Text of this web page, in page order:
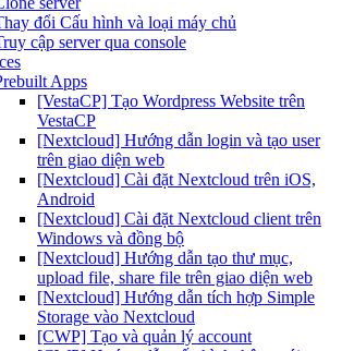
đổi Cấu hình và loại máy chủ
cập server qua console
Apps
[VestaCP] Tạo Wordpress Website trên
VestaCP
[Nextcloud] Hướng dẫn login và tạo user
trên giao diện web
[Nextcloud] Cài đặt Nextcloud trên iOS,
Android
[Nextcloud] Cài đặt Nextcloud client trên
Windows và đồng bộ
[Nextcloud] Hướng dẫn tạo thư mục,
upload file, share file trên giao diện web
[Nextcloud] Hướng dẫn tích hợp Simple
Storage vào Nextcloud
[CWP] Tạo và quản lý account